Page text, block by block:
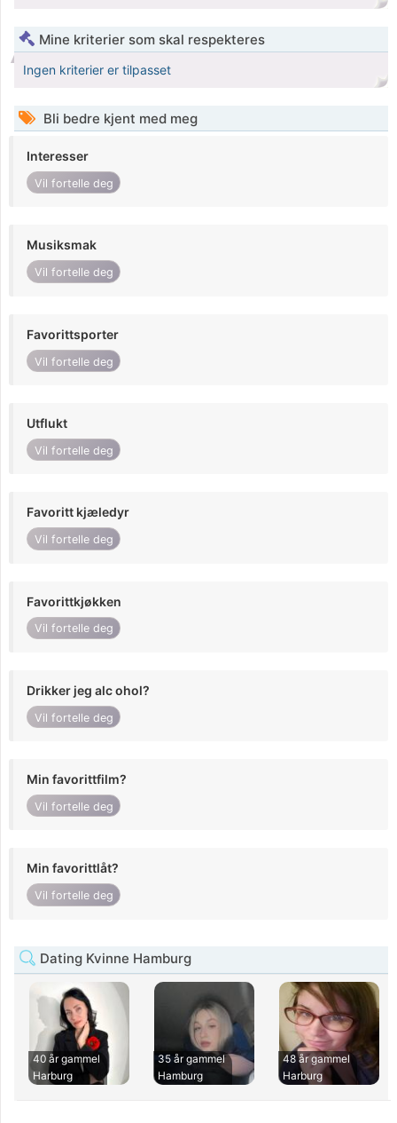
Mine kriterier som skal respekteres
Ingen kriterier er tilpasset
Bli bedre kjent med meg
Interesser
Vil fortelle deg
Musiksmak
Vil fortelle deg
Favorittsporter
Vil fortelle deg
Utflukt
Vil fortelle deg
Favoritt kjæledyr
Vil fortelle deg
Favorittkjøkken
Vil fortelle deg
Drikker jeg alc ohol?
Vil fortelle deg
Min favorittfilm?
Vil fortelle deg
Min favorittlåt?
Vil fortelle deg
Dating Kvinne Hamburg
40 år gammel
Harburg
35 år gammel
Hamburg
48 år gammel
Harburg